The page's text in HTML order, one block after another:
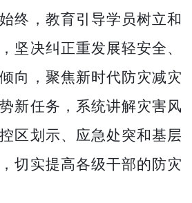
终，教育引导学员树立和
坚决纠正重发展轻安全、
向，聚焦新时代防灾减灾
新任务，系统讲解灾害风
区划示、应急处突和基层
切实提高各级干部的防灾